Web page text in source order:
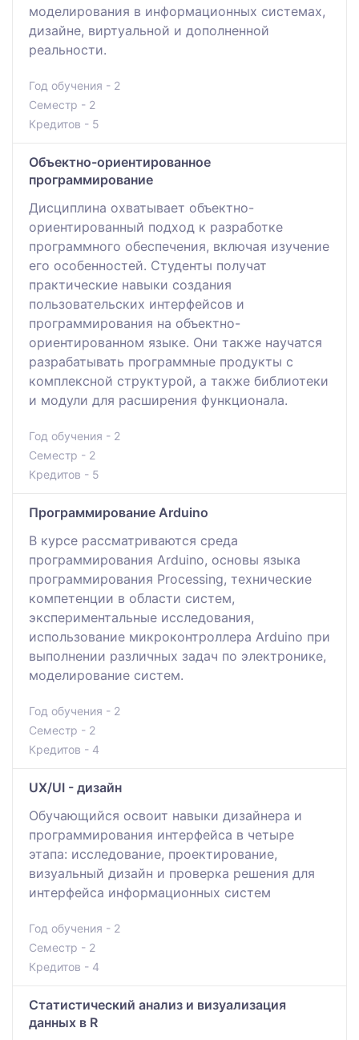
моделирования в информационных системах,
дизайне, виртуальной и дополненной
реальности.
Год обучения - 2
Семестр - 2
Кредитов - 5
Объектно-ориентированное
программирование
Дисциплина охватывает объектно-
ориентированный подход к разработке
программного обеспечения, включая изучение
его особенностей. Студенты получат
практические навыки создания
пользовательских интерфейсов и
программирования на объектно-
ориентированном языке. Они также научатся
разрабатывать программные продукты с
комплексной структурой, а также библиотеки
и модули для расширения функционала.
Год обучения - 2
Семестр - 2
Кредитов - 5
Программирование Arduino
В курсе рассматриваются среда
программирования Arduino, основы языка
программирования Processing, технические
компетенции в области систем,
экспериментальные исследования,
использование микроконтроллера Arduino при
выполнении различных задач по электронике,
моделирование систем.
Год обучения - 2
Семестр - 2
Кредитов - 4
UX/UI - дизайн
Обучающийся освоит навыки дизайнера и
программирования интерфейса в четыре
этапа: исследование, проектирование,
визуальный дизайн и проверка решения для
интерфейса информационных систем
Год обучения - 2
Семестр - 2
Кредитов - 4
Статистический анализ и визуализация
данных в R